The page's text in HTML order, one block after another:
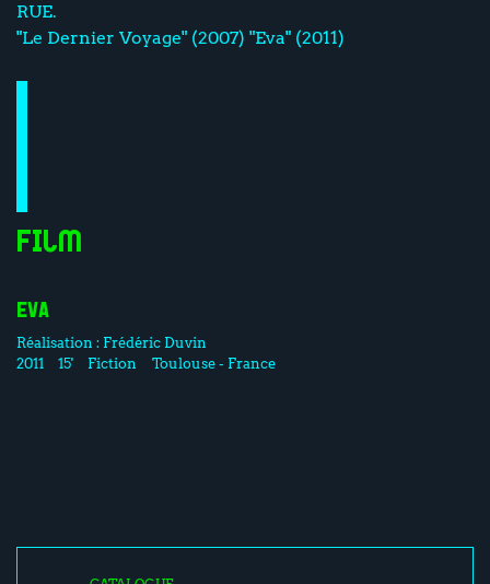
RUE.
"Le Dernier Voyage" (2007) "Eva" (2011)
Film
EVA
Réalisation : Frédéric Duvin
2011
15' Fiction Toulouse - France